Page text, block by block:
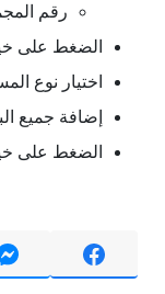
رقم
الضغط على
اختيار نوع
إضافة جميع
الضغط على